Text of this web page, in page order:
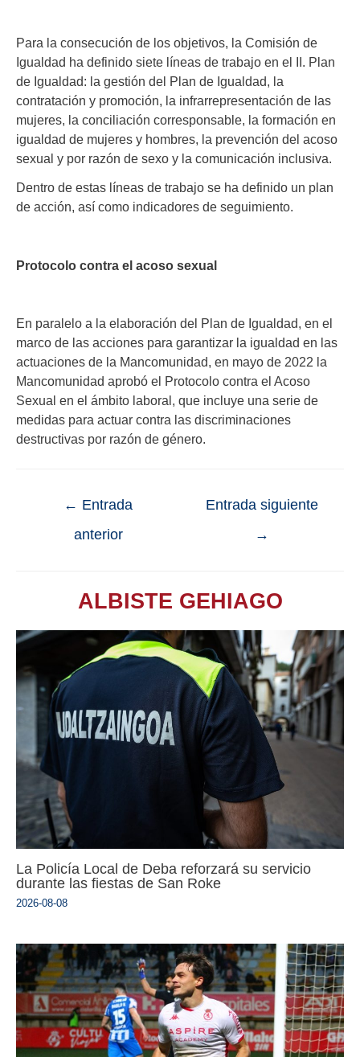
Para la consecución de los objetivos, la Comisión de
Igualdad ha definido siete líneas de trabajo en el II. Plan
de Igualdad: la gestión del Plan de Igualdad, la
contratación y promoción, la infrarrepresentación de las
mujeres, la conciliación corresponsable, la formación en
igualdad de mujeres y hombres, la prevención del acoso
sexual y por razón de sexo y la comunicación inclusiva.
Dentro de estas líneas de trabajo se ha definido un plan
de acción, así como indicadores de seguimiento.
Protocolo contra el acoso sexual
En paralelo a la elaboración del Plan de Igualdad, en el
marco de las acciones para garantizar la igualdad en las
actuaciones de la Mancomunidad, en mayo de 2022 la
Mancomunidad aprobó el Protocolo contra el Acoso
Sexual en el ámbito laboral, que incluye una serie de
medidas para actuar contra las discriminaciones
destructivas por razón de género.
← Entrada
anterior
Entrada siguiente
→
ALBISTE GEHIAGO
La Policía Local de Deba reforzará su servicio
durante las fiestas de San Roke
2026-08-08